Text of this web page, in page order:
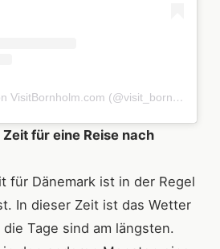
Ein Beitrag geteilt von VisitBornholm.com (@visit_bornholm)
für eine Reise nach
für Dänemark ist in der Regel
In dieser Zeit ist das Wetter
Tage sind am längsten.